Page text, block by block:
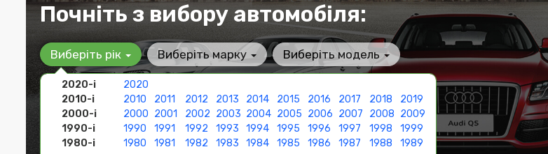
Почніть з вибору автомобіля:
Виберіть рік
2020-і
2020
2010-і
2010 2011 2012 2013 2014 2015 2016 2017 2018
2019
2000-і
2000 2001 2002 2003 2004 2005 2006 2007 2008 2009
1990-і
1990 1991 1992 1993 1994 1995 1996 1997 1998
1999
1980-і
1980 1981 1982 1983 1984 1985 1986 1987 1988 1989
Виберіть марку Виберіть модель